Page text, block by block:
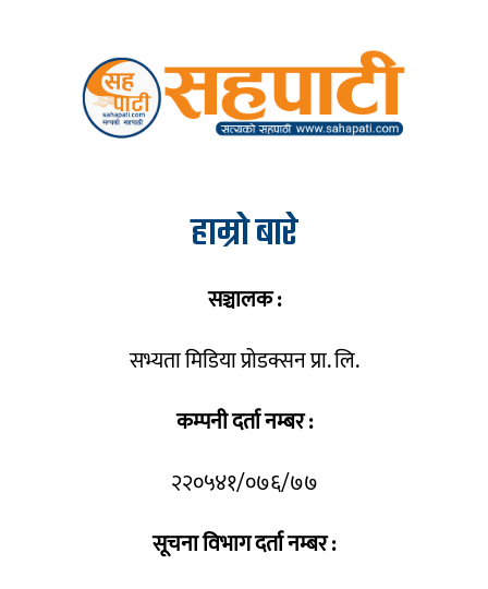
हाम्रो बारे
सञ्चालक :
सभ्यता मिडिया प्रोडक्सन प्रा. लि.
कम्पनी दर्ता नम्बर :
२२०५४१/०७६/७७
सूचना विभाग दर्ता नम्बर :